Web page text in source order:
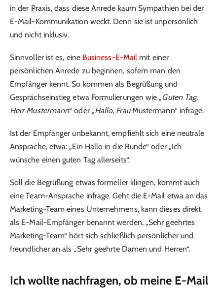
in der Praxis, dass diese Anrede kaum Sympathien bei der
E-Mail-Kommunikation weckt. Denn sie ist unpersönlich
und nicht inklusiv.
Sinnvoller ist es, eine Business-E-Mail mit einer
persönlichen Anrede zu beginnen, sofern man den
Empfänger kennt. So kommen als Begrüßung und
Gesprächseinstieg etwa Formulierungen wie „Guten Tag,
Herr Mustermann“ oder „Hallo, FrauMustermann“ infrage.
Ist der Empfänger unbekannt, empfiehlt sich eine neutrale
Ansprache, etwa: „Ein Hallo in die Runde“ oder „Ich
wünsche einen guten Tag allerseits“.
Soll die Begrüßung etwas formeller klingen, kommt auch
eine Team-Ansprache infrage. Geht die E-Mail etwa an das
Marketing-Team eines Unternehmens, kann dieses direkt
als E-Mail-Empfänger benannt werden. „Sehr geehrtes
Marketing-Team“ hört sich schließlich persönlicher und
freundlicher an als „Sehr geehrte Damen und Herren“.
Ich wollte nachfragen, ob meine E-Mail